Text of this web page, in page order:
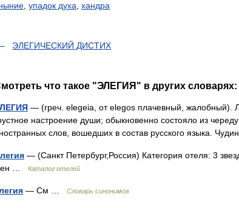
упадок духа хандра
ЭЛЕГИЧЕСКИЙ ДИСТИХ
что такое "ЭЛЕГИЯ" в других словарях:
— (греч. elegeia, от elegos плачевный, жалобный).
настроение души; обыкновенно состояло из
слов, вошедших в состав русского языка.
— (Санкт Петербург,Россия) Категория отеля: 3
…
Каталог отелей
— См … Словарь синонимов